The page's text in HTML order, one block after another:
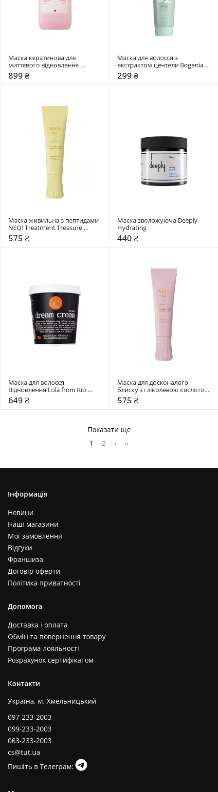
Маска кератинова для
миттєвого відновлення
волосся MOREMO Water
Treatment Miracle 10 (RE)
899 ₴
Маска для волосся з
екстрактом центели Bogenia
Centella
299 ₴
Маска живильна з пептидами
NEQI Treatment Treasure
Peptide Power
575 ₴
Маска зволожуюча Deeply
Hydrating
440 ₴
Маска для волосся
Відновлення Lola from Rio
DREAM CREAM
649 ₴
Маска для досконалого
блиску з гліколевою кислотою
NEQI Treatment Treasure Gloss
Glaze
575 ₴
Показати ще
1
2 › ››
Інформація
Новини
Наші магазини
Мої замовлення
Відгуки
Франшиза
Договір оферти
Політика приватності
Допомога
Доставка і оплата
Обмін та повернення товару
Програма лояльності
Розрахунок сертифікатом
Контакти
Україна, м. Хмельницький
097-233-2003
099-233-2003
063-233-2003
cs@tut.ua
Пишіть в Телеграм: